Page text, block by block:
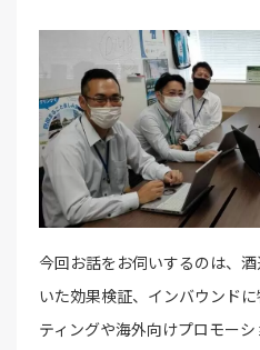
今回お話をお伺いするのは、
いた効果検証、インバウンド
ティングや海外向けプロモー